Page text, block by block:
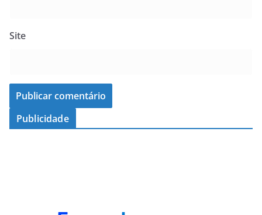
Site
Publicidade